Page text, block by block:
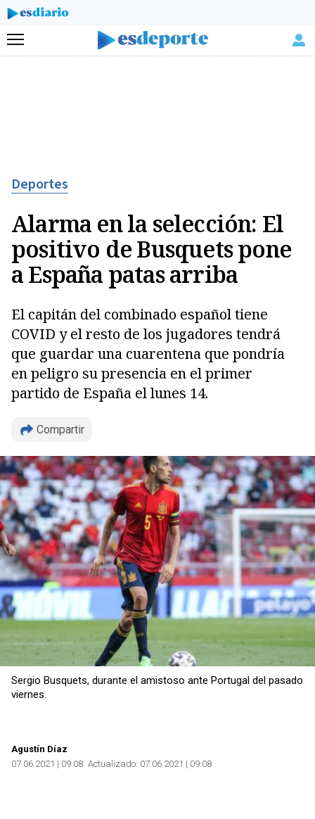
Menú
Deportes
Alarma en la selección: El
positivo de Busquets pone
a España patas arriba
El capitán del combinado español tiene
COVID y el resto de los jugadores tendrá
que guardar una cuarentena que pondría
en peligro su presencia en el primer
partido de España el lunes 14.
Compartir
Copiar
Sergio Busquets, durante el amistoso ante Portugal del pasado
viernes.
Agustín Díaz
07.06.2021 | 09:08 Actualizado: 07.06.2021 | 09:08